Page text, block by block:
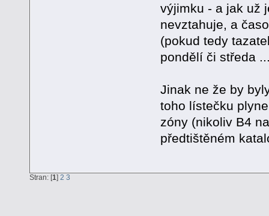
výjimku - a jak už
nevztahuje, a
(pokud tedy
pondělí či středa
Jinak ne že by
toho lístečku
zóny (nikoliv B4
předtištěném
Stran: [1] 2 3